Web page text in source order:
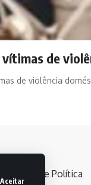
Aceitar
de
de violência